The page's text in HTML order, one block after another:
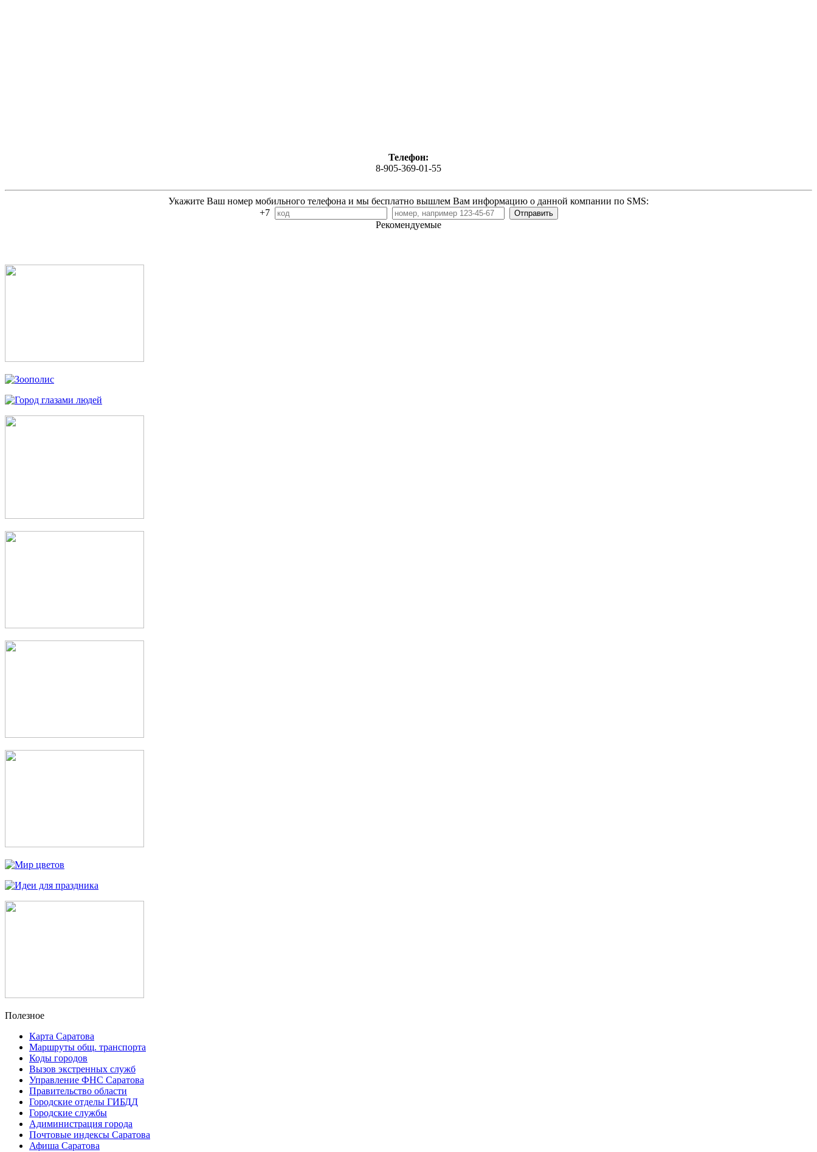
Телефон:
8-905-369-01-55
Укажите Ваш номер мобильного телефона и мы бесплатно вышлем Вам информацию о данной компании по SMS:
+7
Рекомендуемые
Полезное
Карта Саратова
Маршруты общ. транспорта
Коды городов
Вызов экстренных служб
Управление ФНС Саратова
Правительство области
Городские отделы ГИБДД
Городские службы
Адиминистрация города
Почтовые индексы Саратова
Афиша Саратова